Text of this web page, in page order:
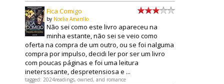
Fica Comigo
by Noelia Amarillo
Não sei como este livro apareceu na
minha estante, não sei se veio como
oferta na compra de um outro, ou se foi nalguma
compra por impulso, decidi ler por ser um livro
com poucas páginas e foi uma leitura
inetersssante, despretensiosa e ...
tagged: 2024readings, owned, and romance